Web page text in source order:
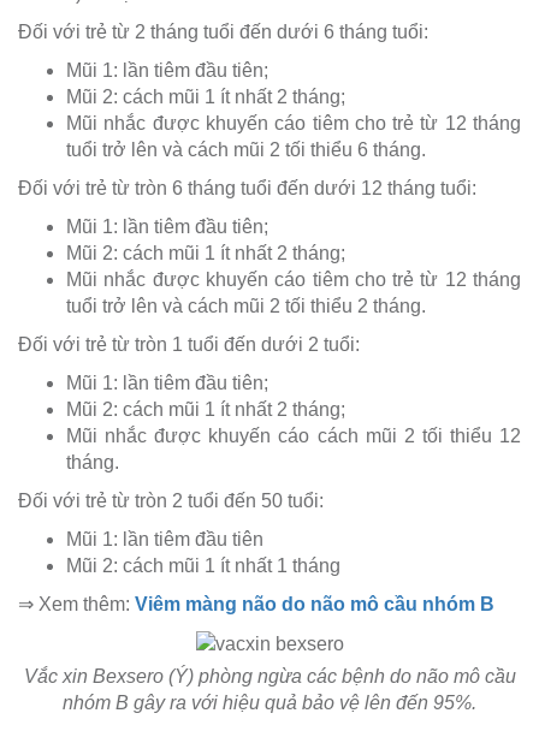
Đối với trẻ từ 2 tháng tuổi đến dưới 6 tháng tuổi:
Mũi 1: lần tiêm đầu tiên;
Mũi 2: cách mũi 1 ít nhất 2 tháng;
Mũi nhắc được khuyến cáo tiêm cho trẻ từ 12 tháng
tuổi trở lên và cách mũi 2 tối thiểu 6 tháng.
Đối với trẻ từ tròn 6 tháng tuổi đến dưới 12 tháng tuổi:
Mũi 1: lần tiêm đầu tiên;
Mũi 2: cách mũi 1 ít nhất 2 tháng;
Mũi nhắc được khuyến cáo tiêm cho trẻ từ 12 tháng
tuổi trở lên và cách mũi 2 tối thiểu 2 tháng.
Đối với trẻ từ tròn 1 tuổi đến dưới 2 tuổi:
Mũi 1: lần tiêm đầu tiên;
Mũi 2: cách mũi 1 ít nhất 2 tháng;
Mũi nhắc được khuyến cáo cách mũi 2 tối thiểu 12
tháng.
Đối với trẻ từ tròn 2 tuổi đến 50 tuổi:
Mũi 1: lần tiêm đầu tiên
Mũi 2: cách mũi 1 ít nhất 1 tháng
⇒ Xem thêm: Viêm màng não do não mô cầu nhóm B
Vắc xin Bexsero (Ý) phòng ngừa các bệnh do não mô cầu
nhóm B gây ra với hiệu quả bảo vệ lên đến 95%.